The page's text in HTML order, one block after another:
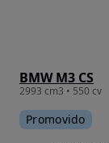
BMW M3 CS
2993 cm3 • 550 cv
Promovido